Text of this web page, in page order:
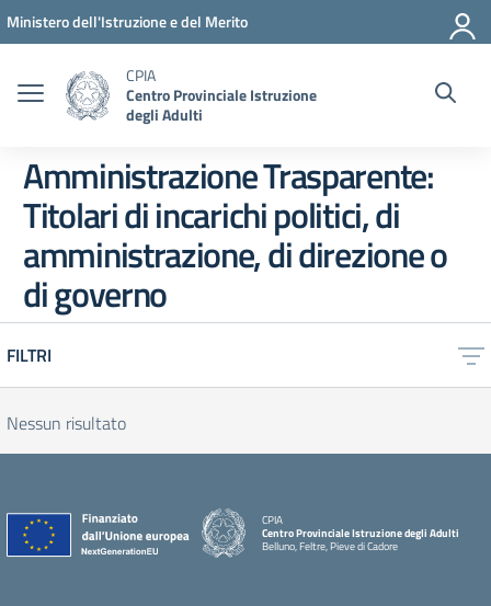
Vai ai contenuti
Vai al menu di navigazione
Vai al footer
Ministero dell'Istruzione e del Merito
CPIA
Centro Provinciale Istruzione
degli Adulti
Amministrazione Trasparente:
Titolari di incarichi politici, di
amministrazione, di direzione o
di governo
FILTRI
Nessun risultato
CPIA
Centro Provinciale Istruzione degli Adulti
Belluno, Feltre, Pieve di Cadore